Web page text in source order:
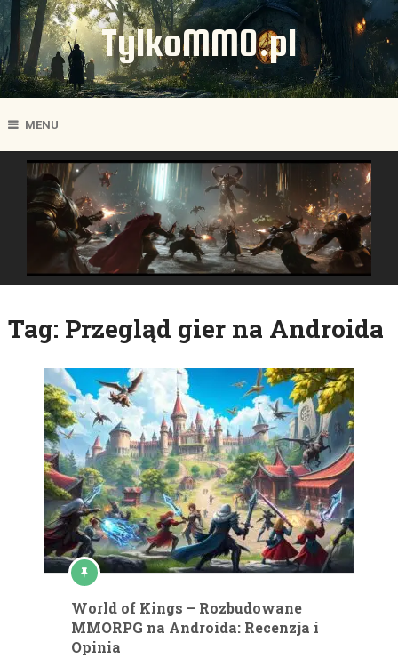
TylkoMMO.pl
MENU
Tag: Przegląd gier na Androida
World of Kings – Rozbudowane
MMORPG na Androida: Recenzja i
Opinia